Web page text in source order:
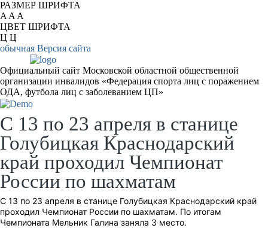
РАЗМЕР ШРИФТА
A A A
ЦВЕТ ШРИФТА
Ц Ц
обычная Версия сайта
Официальный сайт Московской областной общественной
организации инвалидов «Федерация спорта лиц с поражением
ОДА, футбола лиц с заболеванием ЦП»
С 13 по 23 апреля в станице
Голубицкая Краснодарский
край проходил Чемпионат
России по шахматам
С 13 по 23 апреля в станице Голубицкая Краснодарский край
проходил Чемпионат России по шахматам. По итогам
Чемпионата Мельник Галина заняла 3 место.